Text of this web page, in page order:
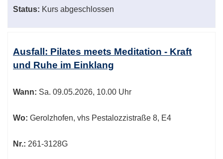
Status: Kurs abgeschlossen
Ausfall: Pilates meets Meditation - Kraft
und Ruhe im Einklang
Wann: Sa. 09.05.2026, 10.00 Uhr
Wo: Gerolzhofen, vhs Pestalozzistraße 8, E4
Nr.: 261-3128G